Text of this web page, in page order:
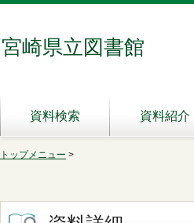
宮崎県立図書館
資料検索 資料紹介
トップメニュー >